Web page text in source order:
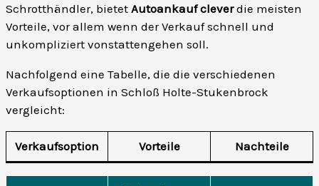
Schrotthändler, bietet Autoankauf cleverdie meisten
Vorteile, vor allem wenn der Verkauf schnell und
unkompliziert vonstattengehen soll.
Nachfolgend eine Tabelle, die die verschiedenen
Verkaufsoptionen in Schloß Holte-Stukenbrock
vergleicht:
Verkaufsoption Vorteile Nachteile